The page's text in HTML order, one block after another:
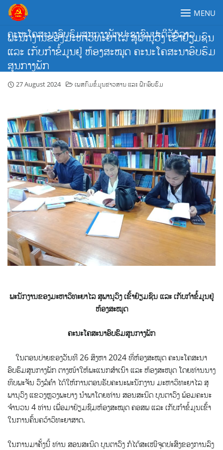
Skip
content
ຄະນະໂຄສະນາອົບຮົມສູນກາງພັກປະຊາຊົນປະຕິວັດລາວ
MENU
ພະນັກງານຂອງມະຫາວິທະຍາໄລ ສຸພານຸວົງ ເຂົ້າຢ້ຽມຊົນ
ແລະ ເກັບກຳຂໍ້ມູນຢູ່ ຫ້ອງສະໝຸດ ຄະນະໂຄສະນາອົບຮົມ
ສູນກາງພັກ
27 August 2024 ເພສກົມຂໍ້ມູນຂ່າວສານ ແລະ ຝຶກອົບຮົມ
ພະນັກງານຂອງມະຫາວິທະຍາໄລ ສຸພານຸວົງ ເຂົ້າຢ້ຽມຊົນ ແລະ ເກັບກຳຂໍ້ມູນຢູ່
ຫ້ອງສະໝຸດ
ຄະນະໂຄສະນາອົບຮົມສູນກາງພັກ
ໃນຕອນບ່າຍຂອງວັນທີ 26 ສິງຫາ 2024 ທີ່ຫ້ອງສະໝຸດ ຄະນະໂຄສະນາ
ອົບຮົມສູນກາງພັກ ຕາງໜ້າໃຫ້ພະແນກສຳເນົາ ແລະ ຫ້ອງສະໜຸດໂດຍທ່ານນາງ
ທິບພະຈັນ ວົງລໍຄຳ ໄດ້ໃຫ້ການຕອນຮັບຄະນະພະນັກງານ ມະຫາວິທະຍາໄລ ສຸ
ພານຸວົງ ແຂວງຫຼວງພະບາງ ນຳພາໂດຍທ່ານ ສອນສະນິດ ບຸນຕາວົງ ພ້ອມຄະນະ
ຈຳນວນ 4 ທ່ານ ເພື່ອມາຢ້ຽມຊົມຫ້ອງສະໝຸດ ຄອສພ ແລະ ເກັບກຳຂໍ້ມູນເຂົ້າ
ໃນການຄົ້ນຄວ້າວິທະຍາສາດ.
ໃນການມາຄັ້ງນີ້ ທ່ານ ສອນສະນິດ ບຸນຕາວົງ ກໍໄດ້ສະເໜີຈຸດປະສົງຂອງການລົງ